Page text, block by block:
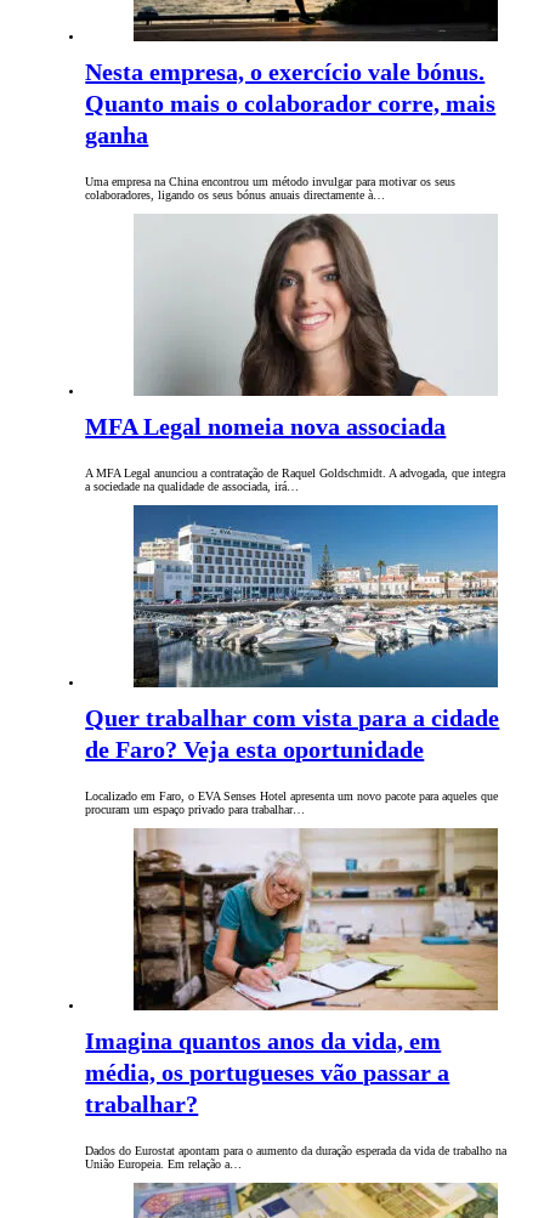
Nesta empresa, o exercício vale bónus.
Quanto mais o colaborador corre, mais
ganha
Uma empresa na China encontrou um método invulgar para motivar os seus
colaboradores, ligando os seus bónus anuais directamente à…
MFA Legal nomeia nova associada
A MFA Legal anunciou a contratação de Raquel Goldschmidt. A advogada, que integra
a sociedade na qualidade de associada, irá…
Quer trabalhar com vista para a cidade
de Faro? Veja esta oportunidade
Localizado em Faro, o EVA Senses Hotel apresenta um novo pacote para aqueles que
procuram um espaço privado para trabalhar…
Imagina quantos anos da vida, em
média, os portugueses vão passar a
trabalhar?
Dados do Eurostat apontam para o aumento da duração esperada da vida de trabalho na
União Europeia. Em relação a…